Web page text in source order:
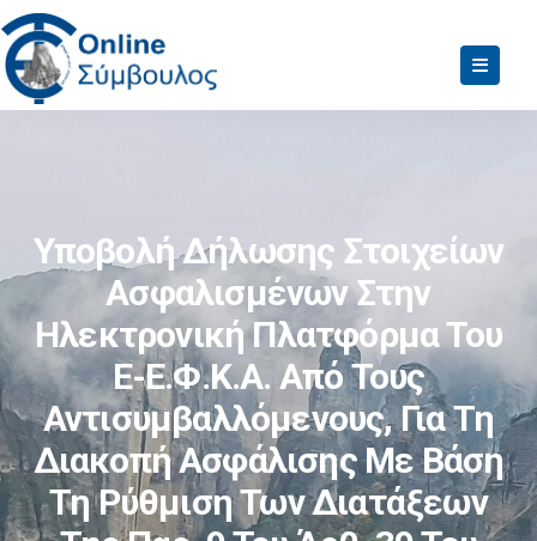
Υποβολή Δήλωσης Στοιχείων
Ασφαλισμένων Στην
Ηλεκτρονική Πλατφόρμα Του
E-Ε.Φ.Κ.Α. Από Τους
Αντισυμβαλλόμενους, Για Τη
Διακοπή Ασφάλισης Με Βάση
Τη Ρύθμιση Των Διατάξεων